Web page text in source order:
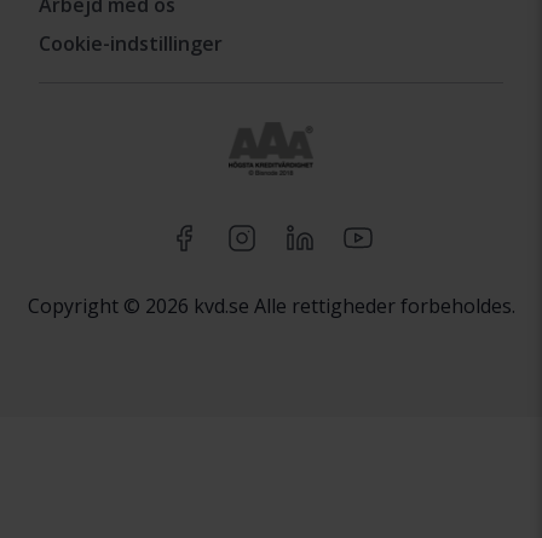
Cookie-indstillinger
Copyright © 2026 kvd.se Alle rettigheder forbeholdes.